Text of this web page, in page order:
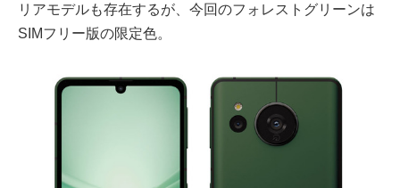
リアモデルも存在するが、今回のフォレストグリーンは
SIMフリー版の限定色。